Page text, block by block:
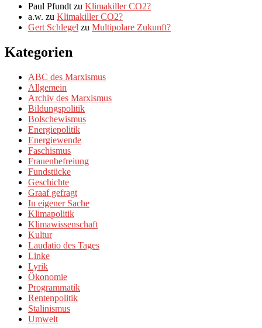
Paul Pfundt zu Klimakiller CO2?
a.w. zu Klimakiller CO2?
Gert Schlegel zu Multipolare Zukunft?
Kategorien
ABC des Marxismus
Allgemein
Archiv des Marxismus
Bildungspolitik
Bolschewismus
Energiepolitik
Energiewende
Faschismus
Frauenbefreiung
Fundstücke
Geschichte
Graaf gefragt
In eigener Sache
Klimapolitik
Klimawissenschaft
Kultur
Laudatio des Tages
Linke
Lyrik
Ökonomie
Programmatik
Rentenpolitik
Stalinismus
Umwelt